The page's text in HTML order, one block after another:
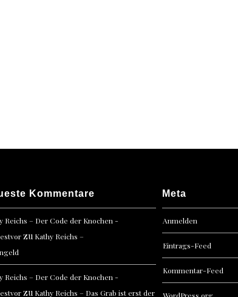
Kommentare
Reichs – Der Code der Knochen -
zu Kathy Reichs –
Reichs – Der Code der Knochen -
zu Kathy Reichs – Das Grab ist erst der
Meta
Anmelden
Eintrags-Feed
Kommentar-Feed
WordPress.org